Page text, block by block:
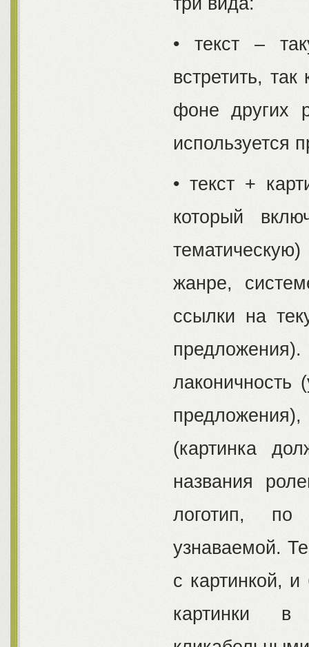
• текст –
встретить,
фоне других
используется
• текст +
который
жанре,
ссылки на
лаконичность
(картинка
названия
логотип,
узнаваемой.
с картинкой,
картинки